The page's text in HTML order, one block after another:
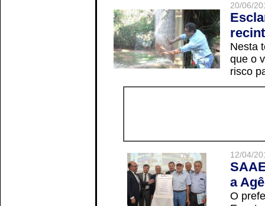
20/06/
Nesta
que o
risco
12/04/
a
O